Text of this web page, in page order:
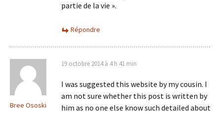
partie de la vie ».
Répondre
Bree Ososki
19 octobre 2014 à 4 h 41 min
I was suggested this website by my cousin. I
am not sure whether this post is written by
him as no one else know such detailed about